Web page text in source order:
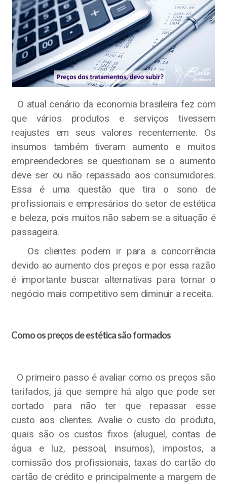
O atual cenário da economia brasileira fez com
que vários produtos e serviços tivessem
reajustes em seus valores recentemente. Os
insumos também tiveram aumento e muitos
empreendedores se questionam se o aumento
deve ser ou não repassado aos consumidores.
Essa é uma questão que tira o sono de
profissionais e empresários do setor de estética
e beleza, pois muitos não sabem se a situação é
passageira.
Os clientes podem ir para a concorrência
devido ao aumento dos preços e por essa razão
é importante buscar alternativas para tornar o
negócio mais competitivo sem diminuir a receita.
Como os preços de estética são formados
O primeiro passo é avaliar como os preços são
tarifados, já que sempre há algo que pode ser
cortado para não ter que repassar esse
custo aos clientes. Avalie o custo do produto,
quais são os custos fixos (aluguel, contas de
água e luz, pessoal, insumos), impostos, a
comissão dos profissionais, taxas do cartão do
cartão de crédito e principalmente a margem de